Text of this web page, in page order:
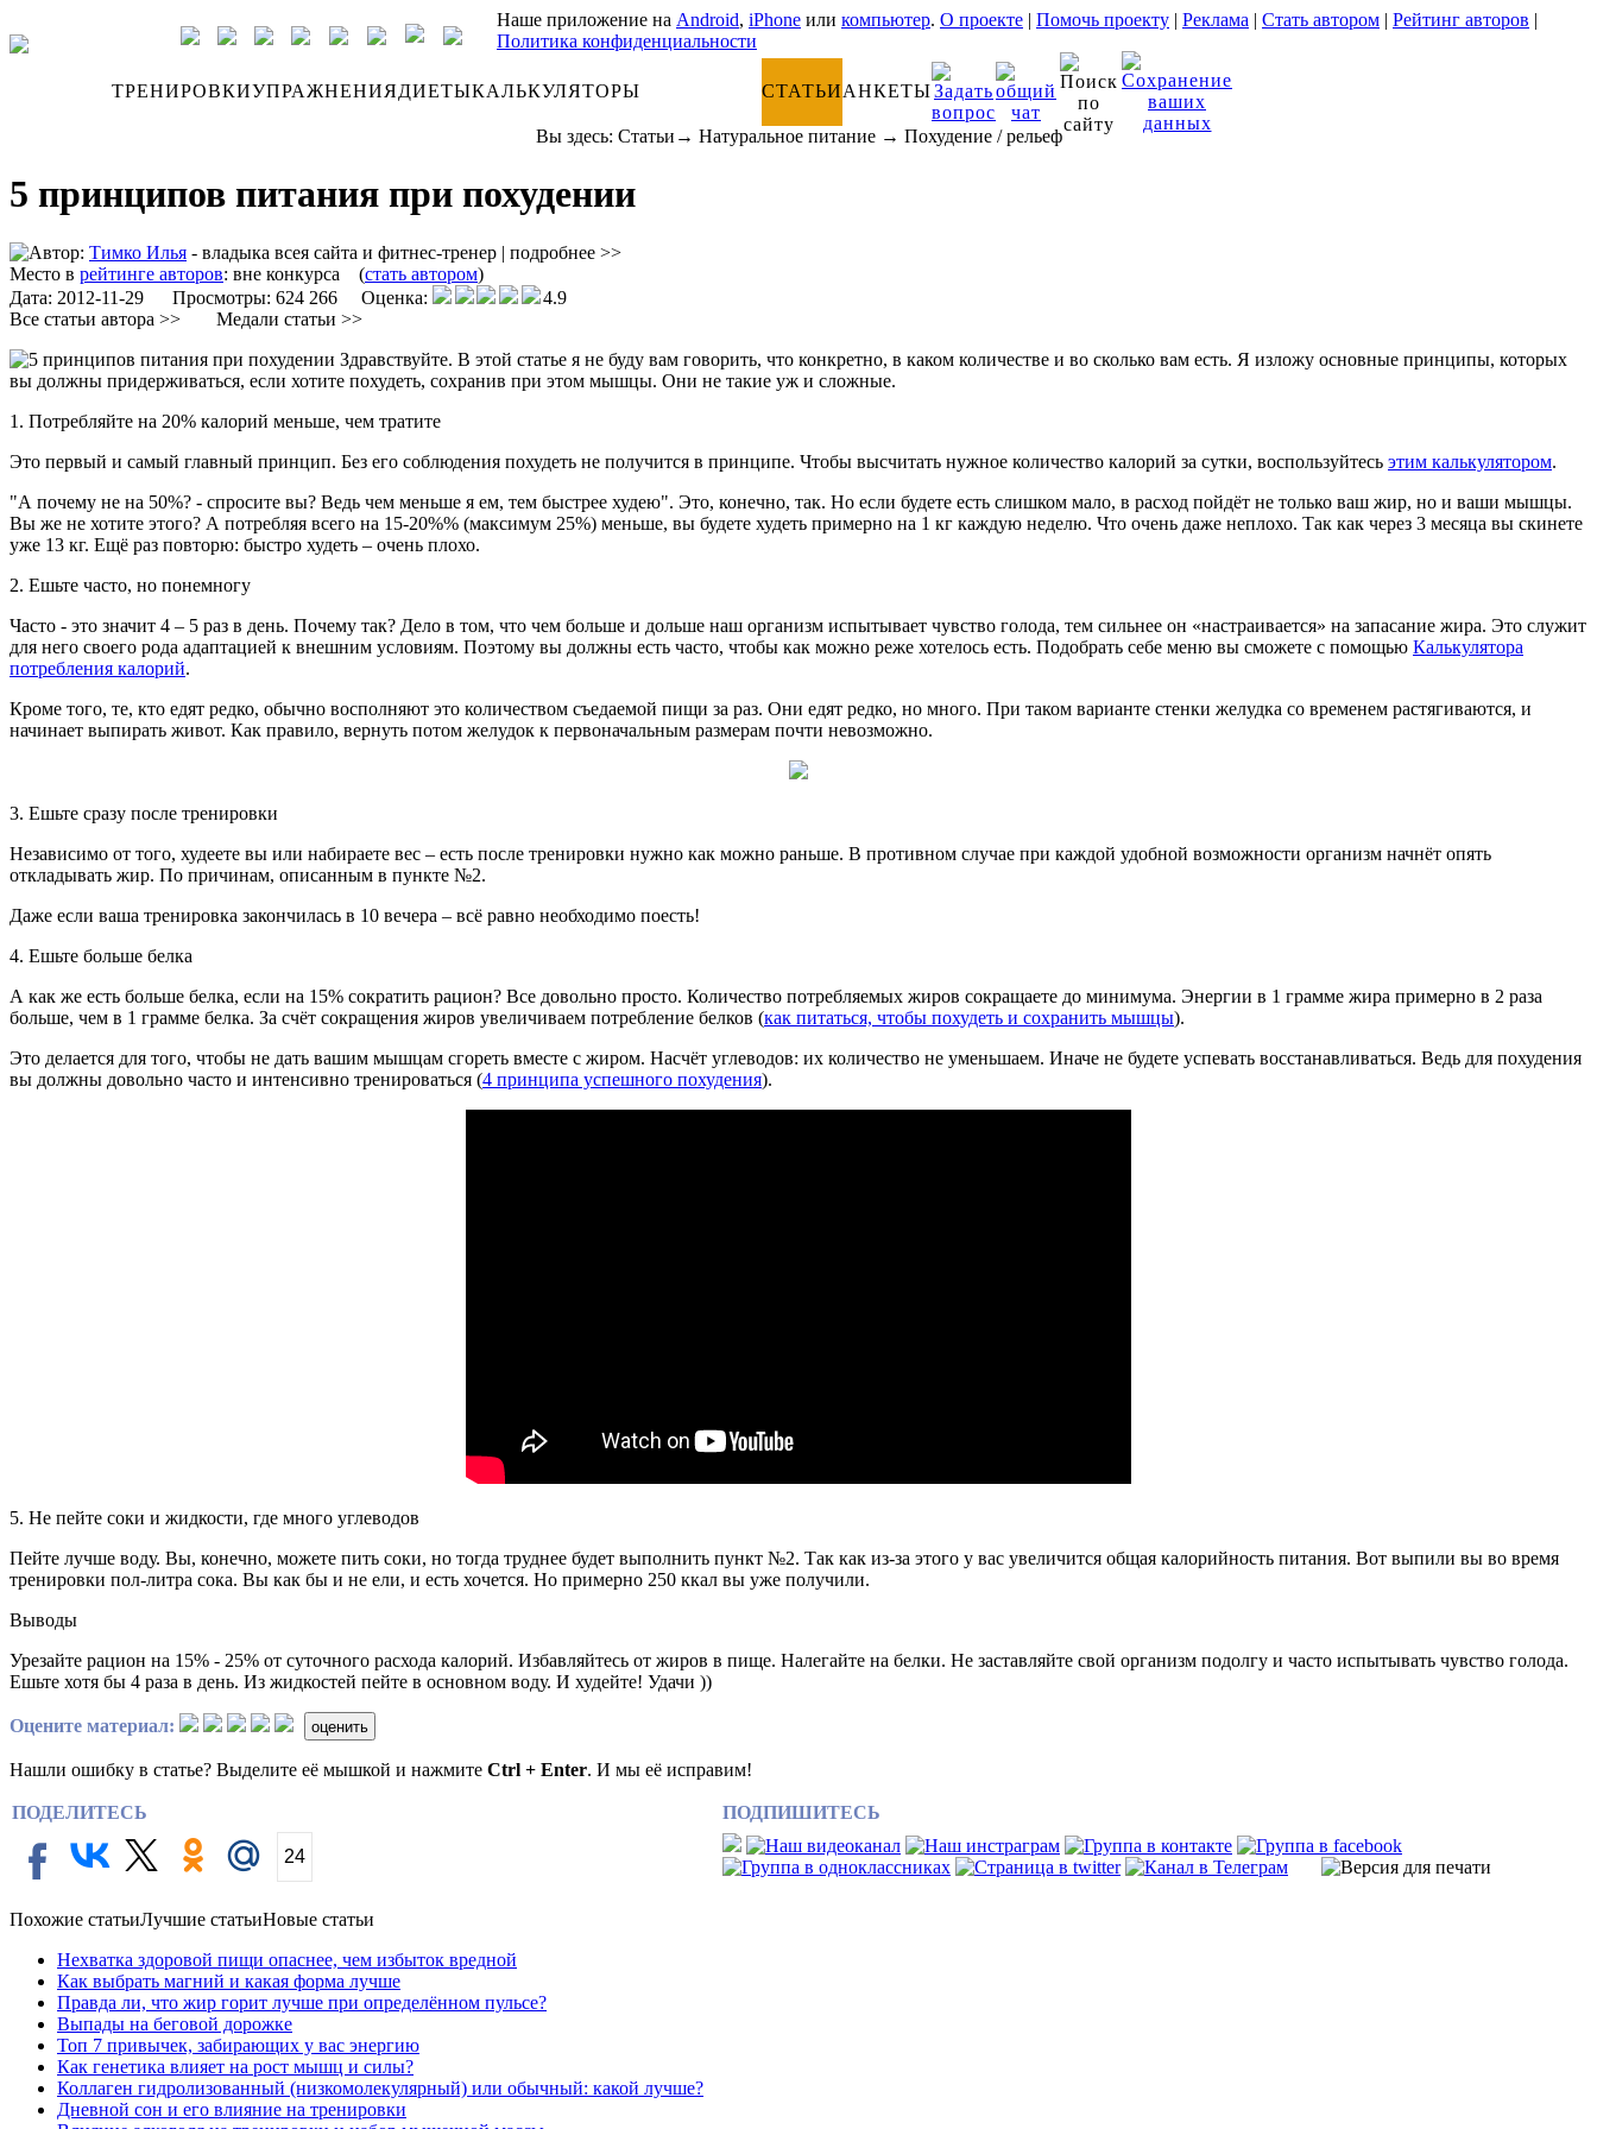
Наше приложение на Android, iPhone или компьютер. О проекте | Помочь проекту | Реклама | Стать автором | Рейтинг авторов |
Политика конфиденциальности
ТРЕНИРОВКИУПРАЖНЕНИЯДИЕТЫКАЛЬКУЛЯТОРЫ СТАТЬИАНКЕТЫ
Вы здесь: Статьи → Натуральное питание→ Похудение / рельеф
5 принципов питания при похудении
Автор: Тимко Илья - владыка всея сайта и фитнес-тренер | подробнее >>
Место в рейтинге авторов: вне конкурса (стать автором)
Дата: 2012-11-29 Просмотры: 624 266 Оценка:
4.9
Все статьи автора >>
Медали статьи >>
Здравствуйте. В этой статье я не буду вам говорить, что конкретно, в каком количестве и во сколько вам есть. Я изложу основные принципы, которых
вы должны придерживаться, если хотите похудеть, сохранив при этом мышцы. Они не такие уж и сложные.
1. Потребляйте на 20% калорий меньше, чем тратите
Это первый и самый главный принцип. Без его соблюдения похудеть не получится в принципе. Чтобы высчитать нужное количество калорий за сутки, воспользуйтесь этим калькулятором.
"А почему не на 50%? - спросите вы? Ведь чем меньше я ем, тем быстрее худею". Это, конечно, так. Но если будете есть слишком мало, в расход пойдёт не только ваш жир, но и ваши мышцы.
Вы же не хотите этого? А потребляя всего на 15-20%% (максимум 25%) меньше, вы будете худеть примерно на 1 кг каждую неделю. Что очень даже неплохо. Так как через 3 месяца вы скинете
уже 13 кг. Ещё раз повторю: быстро худеть – очень плохо.
2. Ешьте часто, но понемногу
Часто - это значит 4 – 5 раз в день. Почему так? Дело в том, что чем больше и дольше наш организм испытывает чувство голода, тем сильнее он «настраивается» на запасание жира. Это служит
для него своего рода адаптацией к внешним условиям. Поэтому вы должны есть часто, чтобы как можно реже хотелось есть. Подобрать себе меню вы сможете с помощью Калькулятора
потребления калорий.
Кроме того, те, кто едят редко, обычно восполняют это количеством съедаемой пищи за раз. Они едят редко, но много. При таком варианте стенки желудка со временем растягиваются, и
начинает выпирать живот. Как правило, вернуть потом желудок к первоначальным размерам почти невозможно.
3. Ешьте сразу после тренировки
Независимо от того, худеете вы или набираете вес – есть после тренировки нужно как можно раньше. В противном случае при каждой удобной возможности организм начнёт опять
откладывать жир. По причинам, описанным в пункте №2.
Даже если ваша тренировка закончилась в 10 вечера – всё равно необходимо поесть!
4. Ешьте больше белка
А как же есть больше белка, если на 15% сократить рацион? Все довольно просто. Количество потребляемых жиров сокращаете до минимума. Энергии в 1 грамме жира примерно в 2 раза
больше, чем в 1 грамме белка. За счёт сокращения жиров увеличиваем потребление белков (как питаться, чтобы похудеть и сохранить мышцы).
Это делается для того, чтобы не дать вашим мышцам сгореть вместе с жиром. Насчёт углеводов: их количество не уменьшаем. Иначе не будете успевать восстанавливаться. Ведь для похудения
вы должны довольно часто и интенсивно тренироваться (4 принципа успешного похудения).
5. Не пейте соки и жидкости, где много углеводов
Пейте лучше воду. Вы, конечно, можете пить соки, но тогда труднее будет выполнить пункт №2. Так как из-за этого у вас увеличится общая калорийность питания. Вот выпили вы во время
тренировки пол-литра сока. Вы как бы и не ели, и есть хочется. Но примерно 250 ккал вы уже получили.
Выводы
Урезайте рацион на 15% - 25% от суточного расхода калорий. Избавляйтесь от жиров в пище. Налегайте на белки. Не заставляйте свой организм подолгу и часто испытывать чувство голода.
Ешьте хотя бы 4 раза в день. Из жидкостей пейте в основном воду. И худейте! Удачи ))
Оцените материал: оценить
Нашли ошибку в статье? Выделите её мышкой и нажмите Ctrl + Enter. И мы её исправим!
ПОДЕЛИТЕСЬ ПОДПИШИТЕСЬ
24
Похожие статьиЛучшие статьиНовые статьи
Нехватка здоровой пищи опаснее, чем избыток вредной
Как выбрать магний и какая форма лучше
Правда ли, что жир горит лучше при определённом пульсе?
Выпады на беговой дорожке
Топ 7 привычек, забирающих у вас энергию
Как генетика влияет на рост мышц и силы?
Коллаген гидролизованный (низкомолекулярный) или обычный: какой лучше?
Дневной сон и его влияние на тренировки